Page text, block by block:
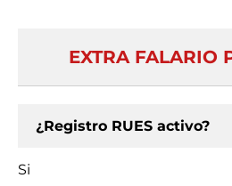
EXTRA FALARIO
¿Registro RUES activo?
Si